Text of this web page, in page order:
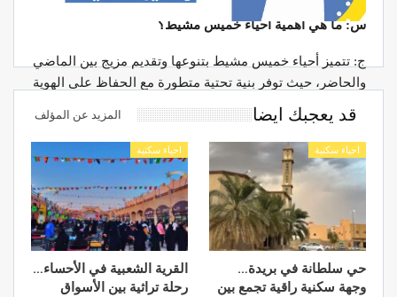
س: ما هي أهمية أحياء خميس مشيط؟
ج: تتميز أحياء خميس مشيط بتنوعها وتقديم مزيج بين الماضي
والحاضر، حيث توفر بنية تحتية متطورة مع الحفاظ على الهوية
التقليدية والتراث الثقافي.
س: ما هي الخدمات والمرافق المتاحة في أحياء خميس
مشيط؟
ج: تشمل الخدمات والمرافق المتاحة في أحياء خميس مشيط
المدارس، والمساجد، والمراكز الطبية، والأسواق، والمطاعم،
والمنتزهات، والمرافق الحكومية، والمزيد.
س: ما هي الأسعار العقارية في أحياء خميس مشيط؟
قد يعجبك ايضا المزيد عن المؤلف
احياء سكنية
حي سلطانة في بريدة…
وجهة سكنية راقية تجمع بين
احياء سكنية
القرية الشعبية في الأحساء…
رحلة تراثية بين الأسواق